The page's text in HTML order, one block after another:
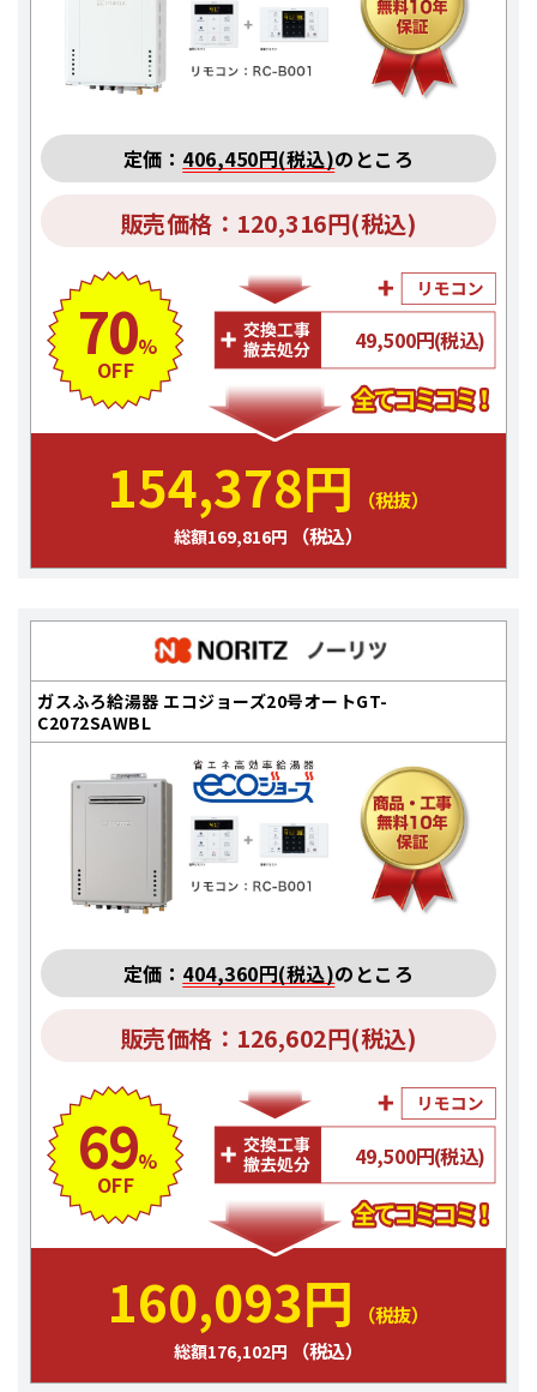
定価： 406,450円(税込)のところ
販売価格：120,316円(税込)
70%
OFF
49,500円(税込)
154,378円 （税抜）
総額169,816円 （税込）
ガスふろ給湯器 エコジョーズ20号オートGT-
C2072SAWBL
定価： 404,360円(税込)のところ
販売価格：126,602円(税込)
69%
OFF
49,500円(税込)
160,093円 （税抜）
総額176,102円 （税込）